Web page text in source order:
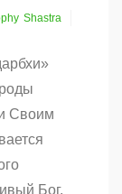
Shastra
Своим
Бог.